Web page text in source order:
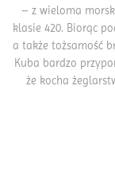
– z wieloma
klasie 420. Biorąc
a także tożsamość
Kuba bardzo
że kocha